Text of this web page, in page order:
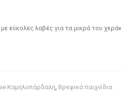
εύκολες λαβές για τα μικρά του
Καμηλοπάρδαλη, Βρεφικά παιχνίδια